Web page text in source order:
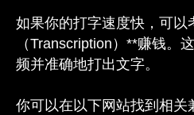
如果你的打字速度快，可以
（Transcription）**赚钱。
频并准确地打出文字。
你可以在以下网站找到相关